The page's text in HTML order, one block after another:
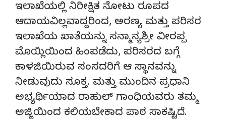
ಇಲಾಖೆಯಲ್ಲಿ ನಿರೀಕ್ಷಿತ ನೋಟು ರೂಪದ
ಆದಾಯವಿಲ್ಲವಾದ್ದರಿಂದ, ಅರಣ್ಯ ಮತ್ತು ಪರಿಸರ
ಇಲಾಖೆಯ ಖಾತೆಯನ್ನು ಸನ್ಮಾನ್ಯಶ್ರೀ ವೀರಪ್ಪ
ಮೊಯ್ಲಿಯಿಂದ ಹಿಂಪಡೆದು, ಪರಿಸರದ ಬಗ್ಗೆ
ಕಾಳಜಿಯಿರುವ ಸಂಸದರಿಗೆ ಆ ಸ್ಥಾನವನ್ನು
ನೀಡುವುದು ಸೂಕ್ತ. ಮತ್ತು ಮುಂದಿನ ಪ್ರಧಾನಿ
ಅಭ್ಯರ್ಥಿಯಾದ ರಾಹುಲ್ ಗಾಂಧಿಯವರು ತಮ್ಮ
ಅಜ್ಜಿಯಿಂದ ಕಲಿಯಬೇಕಾದ ಪಾಠ ಸಾಕಷ್ಟಿದೆ.